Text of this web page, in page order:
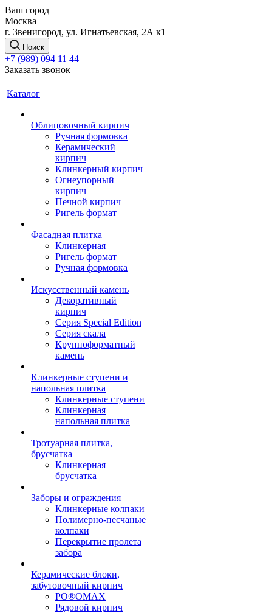
Ваш город
Москва
г. Звенигород, ул. Игнатьевская, 2А к1
Поиск
+7 (989) 094 11 44
Заказать звонок
Каталог
Облицовочный кирпич
Ручная формовка
Керамический
кирпич
Клинкерный кирпич
Огнеупорный
кирпич
Печной кирпич
Ригель формат
Фасадная плитка
Клинкерная
Ригель формат
Ручная формовка
Искусственный камень
Декоративный
кирпич
Серия Special Edition
Серия скала
Крупноформатный
камень
Клинкерные ступени и
напольная плитка
Клинкерные ступени
Клинкерная
напольная плитка
Тротуарная плитка,
брусчатка
Клинкерная
брусчатка
Заборы и ограждения
Клинкерные колпаки
Полимерно-песчаные
колпаки
Перекрытие пролета
забора
Керамические блоки,
забутовочный кирпич
PO®OMAX
Рядовой кирпич